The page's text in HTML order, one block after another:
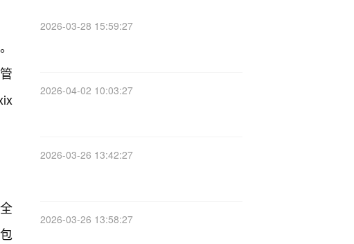
2026-03-28 15:59:27
2026-04-02 10:03:27
2026-03-26 13:42:27
2026-03-26 13:58:27